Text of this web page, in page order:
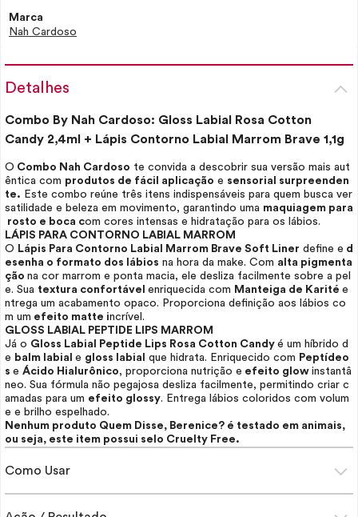
Marca
Nah Cardoso
Detalhes
Combo By Nah Cardoso: Gloss Labial Rosa Cotton
Candy 2,4ml + Lápis Contorno Labial Marrom Brave 1,1g
O Combo Nah Cardoso te convida a descobrir sua versão mais aut
êntica com produtos de fácil aplicação e sensorial surpreenden
te. Este combo reúne três itens indispensáveis para quem busca ver
satilidade e beleza em movimento, garantindo uma maquiagem para
rosto e boca com cores intensas e hidratação para os lábios.
LÁPIS PARA CONTORNO LABIAL MARROM
O Lápis Para Contorno Labial Marrom Brave Soft Liner define e d
esenha o formato dos lábios na hora da make. Com alta pigmenta
ção na cor marrom e ponta macia, ele desliza facilmente sobre a pel
e. Sua textura confortável enriquecida com Manteiga de Karité e
ntrega um acabamento opaco. Proporciona definição aos lábios co
m um efeito matte incrível.
GLOSS LABIAL PEPTIDE LIPS MARROM
Já o Gloss Labial Peptide Lips Rosa Cotton Candy é um híbrido d
e balm labial e gloss labial que hidrata. Enriquecido com Peptídeo
s e Ácido Hialurônico, proporciona nutrição e efeito glow instantâ
neo. Sua fórmula não pegajosa desliza facilmente, permitindo criar c
amadas para um efeito glossy. Entrega lábios coloridos com volum
e e brilho espelhado.
Nenhum produto Quem Disse, Berenice? é testado em animais,
ou seja, este item possui selo Cruelty Free.
Como Usar